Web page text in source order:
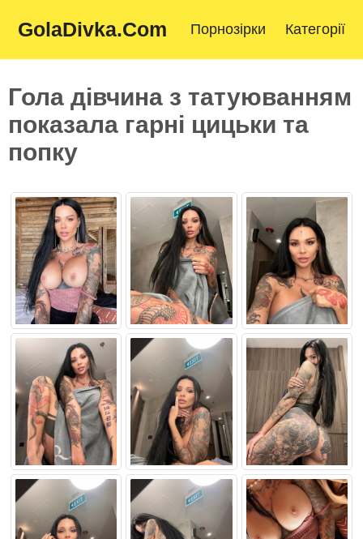
GolaDivka.Com Порнозірки Категорії
Гола дівчина з татуюванням
показала гарні цицьки та
попку